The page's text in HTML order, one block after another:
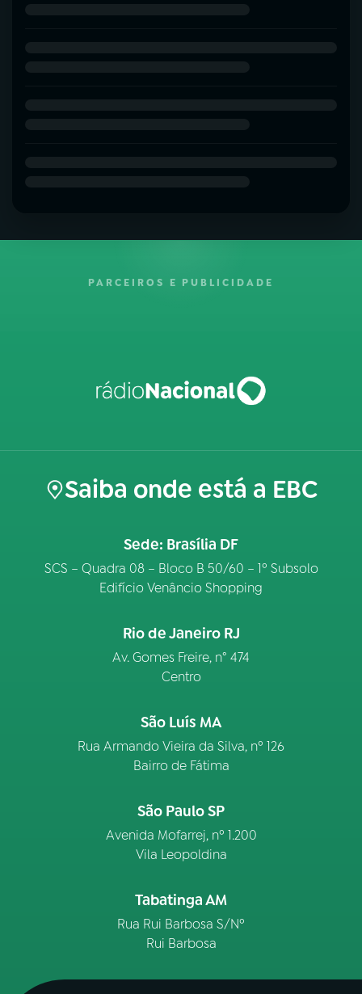
PARCEIROS E PUBLICIDADE
Saiba onde está a EBC
Sede: Brasília DF
SCS – Quadra 08 – Bloco B 50/60 – 1º Subsolo
Edifício Venâncio Shopping
Rio de Janeiro RJ
Av. Gomes Freire, n° 474
Centro
São Luís MA
Rua Armando Vieira da Silva, nº 126
Bairro de Fátima
São Paulo SP
Avenida Mofarrej, nº 1.200
Vila Leopoldina
Tabatinga AM
Rua Rui Barbosa S/Nº
Rui Barbosa